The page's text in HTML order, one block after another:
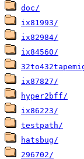
doc/
ix81993/
ix82984/
ix84560/
ix87827/
hyper2bff/
ix86223/
testpath/
hatsbug/
296702/